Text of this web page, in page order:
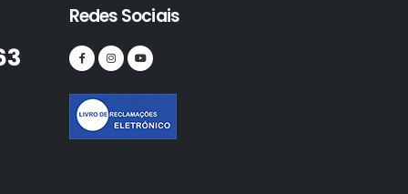
Redes Sociais